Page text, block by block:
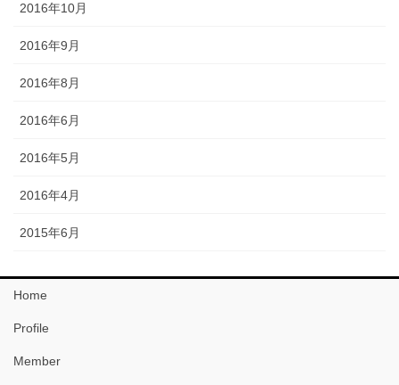
2016年10月
2016年9月
2016年8月
2016年6月
2016年5月
2016年4月
2015年6月
Home
Profile
Member